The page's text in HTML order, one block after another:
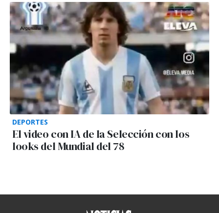
DEPORTES
El video con IA de la Selección con los
looks del Mundial del 78